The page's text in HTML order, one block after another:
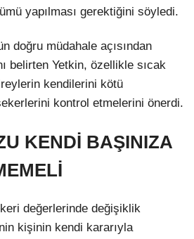
yapılması gerektiğini söyledi.
doğru müdahale açısından
belirten Yetkin, özellikle sıcak
kendilerini kötü
kontrol etmelerini önerdi.
KENDİ BAŞINIZA
değerlerinde değişiklik
kişinin kendi kararıyla